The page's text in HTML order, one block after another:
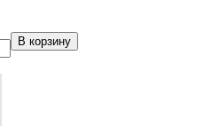
В корзину